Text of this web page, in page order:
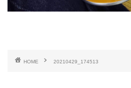
HOME 20210429_174513